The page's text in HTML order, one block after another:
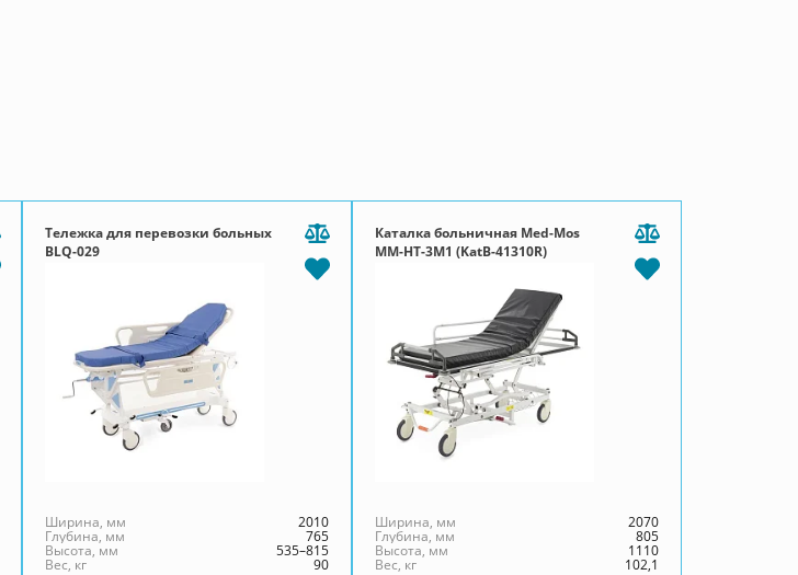
Тележка для перевозки больных
BLQ-029
Ширина, мм 2010
Глубина, мм 765
Высота, мм 535–815
Вес, кг
90
Каталка больничная Med-Mos
ММ-НТ-3М1 (KatB-41310R)
Ширина, мм 2070
Глубина, мм 805
Высота, мм 1110
Вес, кг
102,1